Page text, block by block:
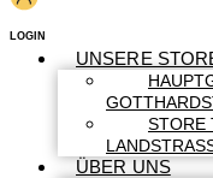
LOGIN
UNSERE
STORE
ÜBER UNS